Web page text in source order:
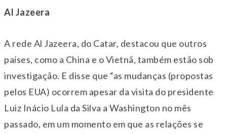
Al Jazeera
A rede Al Jazeera, do Catar, destacou que outros
países, como a China e o Vietnã, também estão sob
investigação. E disse que “as mudanças (propostas
pelos EUA) ocorrem apesar da visita do presidente
Luiz Inácio Lula da Silva a Washington no mês
passado, em um momento em que as relações se